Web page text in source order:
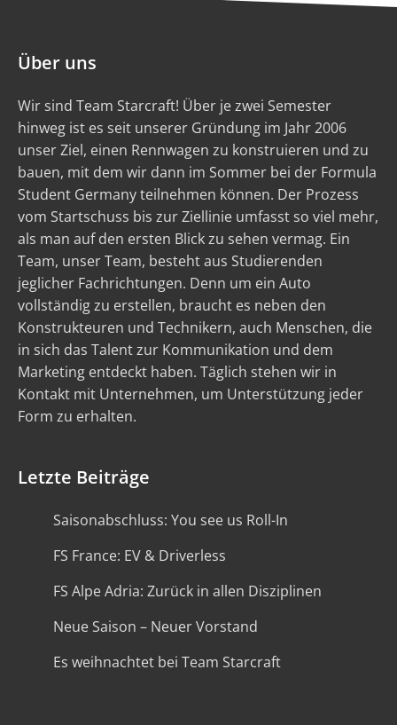
Über uns
Wir sind Team Starcraft! Über je zwei Semester
hinweg ist es seit unserer Gründung im Jahr 2006
unser Ziel, einen Rennwagen zu konstruieren und zu
bauen, mit dem wir dann im Sommer bei der Formula
Student Germany teilnehmen können. Der Prozess
vom Startschuss bis zur Ziellinie umfasst so viel mehr,
als man auf den ersten Blick zu sehen vermag. Ein
Team, unser Team, besteht aus Studierenden
jeglicher Fachrichtungen. Denn um ein Auto
vollständig zu erstellen, braucht es neben den
Konstrukteuren und Technikern, auch Menschen, die
in sich das Talent zur Kommunikation und dem
Marketing entdeckt haben. Täglich stehen wir in
Kontakt mit Unternehmen, um Unterstützung jeder
Form zu erhalten.
Letzte Beiträge
Saisonabschluss: You see us Roll-In
FS France: EV & Driverless
FS Alpe Adria: Zurück in allen Disziplinen
Neue Saison – Neuer Vorstand
Es weihnachtet bei Team Starcraft